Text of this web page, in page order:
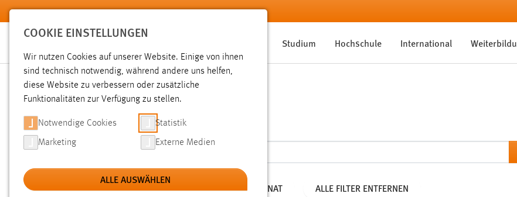
Zum Hauptinhalt springen
Studium Hochschule International
SUCHE
Aktive Filter: TYP: DATEIEN ALTER: 1 WOCHE BIS 1 MONAT ALLE FILTER ENTFERNEN
COOKIE EINSTELLUNGEN
Wir nutzen Cookies auf unserer Website. Einige von ihnen
sind technisch notwendig, während andere uns helfen,
diese Website zu verbessern oder zusätzliche
Funktionalitäten zur Verfügung zu stellen.
Notwendige Cookies Statistik
Marketing Externe Medien
ALLE AUSWÄHLEN